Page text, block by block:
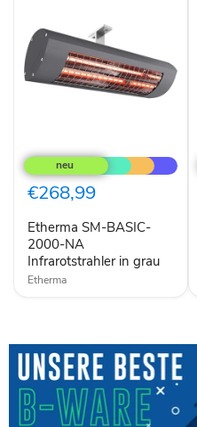
SM-
BASIC-
2000-
NA
in
grau
€268,99
Etherma SM-BASIC-
2000-NA
Infrarotstrahler in grau
Etherma